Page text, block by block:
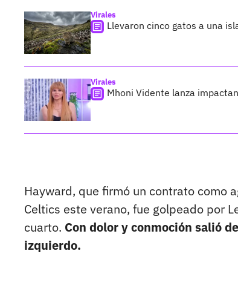
Virales
Llevaron cinco gatos a una
Virales
Mhoni Vidente lanza
Hayward, que firmó un contrato como
Celtics este verano, fue golpeado por
cuarto. Con dolor y conmoción salió
izquierdo.